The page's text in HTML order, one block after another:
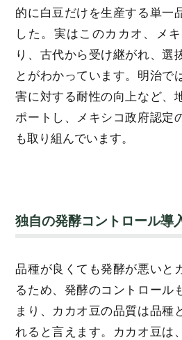
的に白豆だけを生産する単一
した。実はこのカカオ、メ
り、古代から受け継がれ、選
とがわかっています。明治で
害に対する耐性の向上など、
ポートし、メキシコ政府認定
も取り組んでいます。
独自の発酵コントロール導
品種が良くても発酵が悪いと
るため、発酵のコントロール
まり、カカオ豆の品質は品種
れると言えます。カカオ豆は